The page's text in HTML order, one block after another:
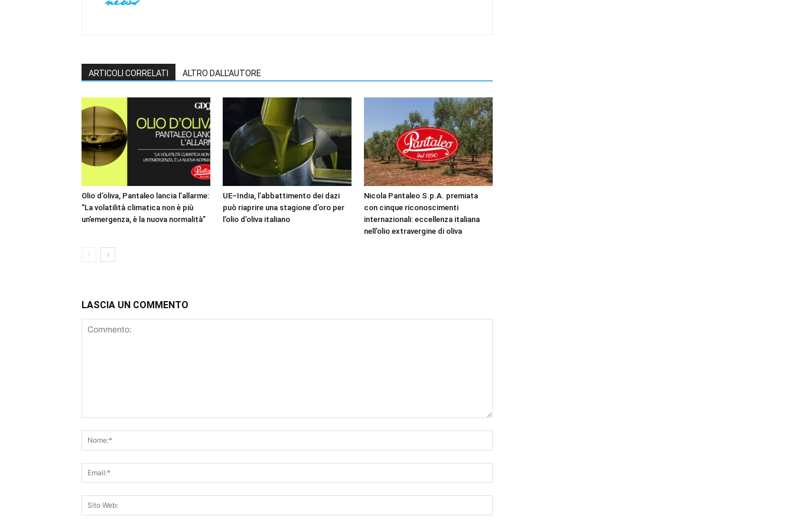
ARTICOLI CORRELATI ALTRO DALL'AUTORE
Olio d’oliva, Pantaleo lancia l’allarme:
“La volatilità climatica non è più
un’emergenza, è la nuova normalità”
UE–India, l’abbattimento dei dazi
può riaprire una stagione d’oro per
l’olio d’oliva italiano
Nicola Pantaleo S.p.A. premiata
con cinque riconoscimenti
internazionali: eccellenza italiana
nell’olio extravergine di oliva
LASCIA UN COMMENTO